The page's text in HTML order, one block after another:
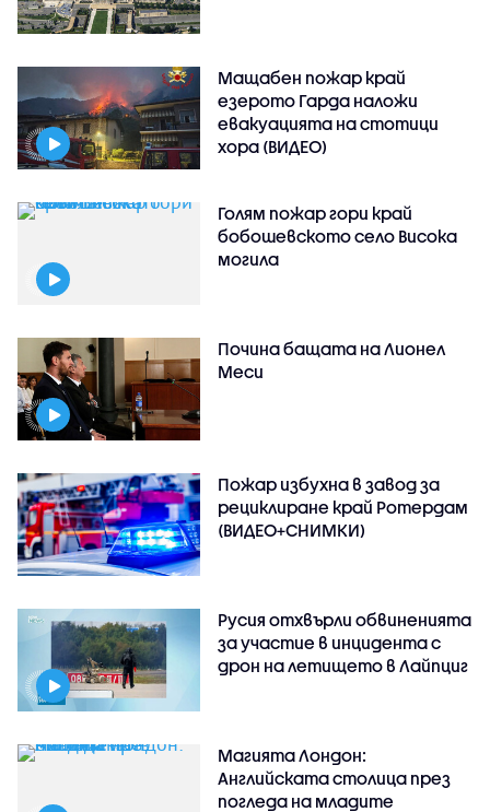
Мащабен пожар край
езерото Гарда наложи
евакуацията на стотици
хора (ВИДЕО)
Голям пожар гори край
бобошевското село Висока
могила
Почина бащата на Лионел
Меси
Пожар избухна в завод за
рециклиране край Ротердам
(ВИДЕО+СНИМКИ)
Русия отхвърли обвиненията
за участие в инцидента с
дрон на летището в Лайпциг
Магията Лондон:
Английската столица през
погледа на младите